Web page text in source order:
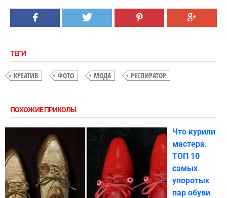
ТЕГИ
КРЕАТИВ ФОТО МОДА РЕСПИРАТОР
ПОХОЖИЕ ПРИКОЛЫ
Что курили
мастера.
ТОП 10
самых
упоротых
пар обуви